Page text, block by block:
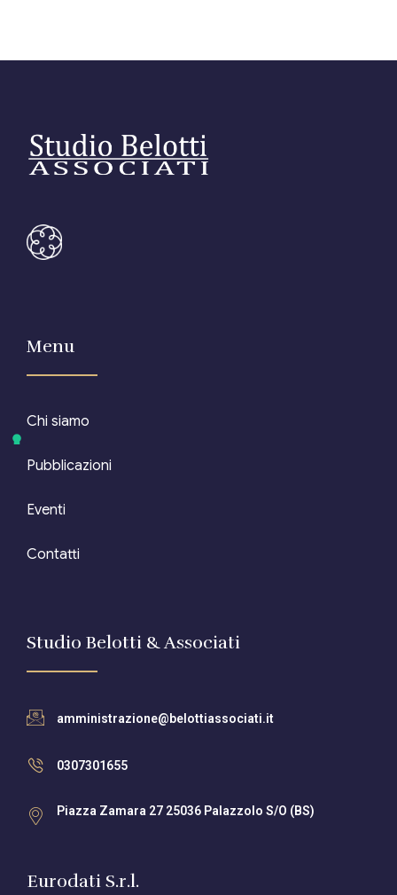
Menu
Chi siamo
Pubblicazioni
Eventi
Contatti
Studio Belotti & Associati
amministrazione@belottiassociati.it
0307301655
Piazza Zamara 27 25036 Palazzolo S/O (BS)
Eurodati S.r.l.